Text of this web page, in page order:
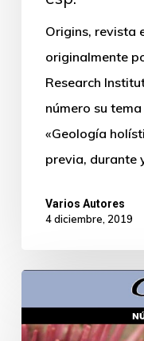
Origins, revista
originalmente
Research
número su
«Geología
previa, durante
Varios Autores
4 diciembre, 2019